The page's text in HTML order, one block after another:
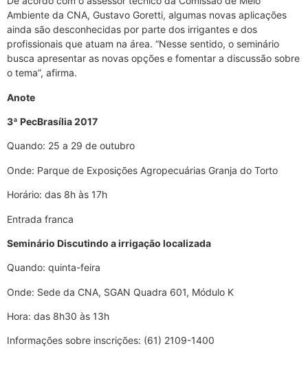
Ambiente da CNA, Gustavo Goretti, algumas novas aplicações
ainda são desconhecidas por parte dos irrigantes e dos
profissionais que atuam na área. “Nesse sentido, o seminário
busca apresentar as novas opções e fomentar a discussão sobre
o tema”, afirma.
Anote
3ª PecBrasília 2017
Quando: 25 a 29 de outubro
Onde: Parque de Exposições Agropecuárias Granja do Torto
Horário: das 8h às 17h
Entrada franca
Seminário Discutindo a irrigação localizada
Quando: quinta-feira
Onde: Sede da CNA, SGAN Quadra 601, Módulo K
Hora: das 8h30 às 13h
Informações sobre inscrições: (61) 2109-1400